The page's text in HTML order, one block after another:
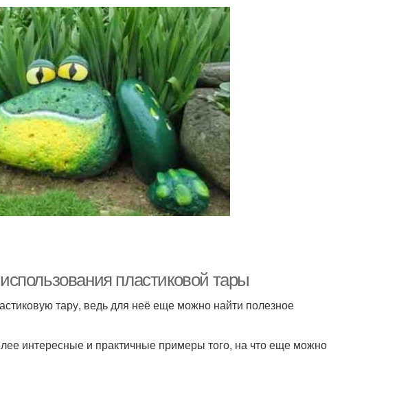
пластиковой тары
тару, ведь для неё еще можно найти полезное
интересные и практичные примеры того, на что еще можно